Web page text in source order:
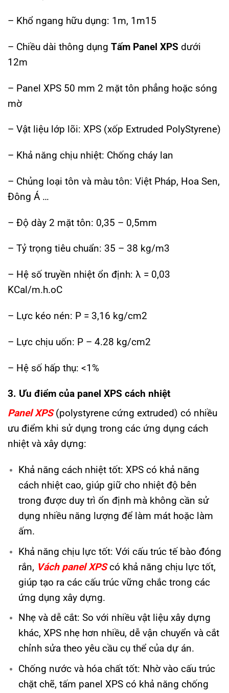
– Khổ ngang hữu dụng: 1m, 1m15
– Chiều dài thông dụng Tấm Panel XPS dưới
12m
– Panel XPS 50 mm 2 mặt tôn phẳng hoặc sóng
mờ
– Vật liệu lớp lõi: XPS (xốp Extruded PolyStyrene)
– Khả năng chịu nhiệt: Chống cháy lan
– Chủng loại tôn và màu tôn: Việt Pháp, Hoa Sen,
Đông Á …
– Độ dày 2 mặt tôn: 0,35 – 0,5mm
– Tỷ trọng tiêu chuẩn: 35 – 38 kg/m3
– Hệ số truyền nhiệt ổn định: λ = 0,03
KCal/m.h.oC
– Lực kéo nén: P = 3,16 kg/cm2
– Lực chịu uốn: P – 4.28 kg/cm2
– Hệ số hấp thụ: <1%
3. Ưu điểm của panel XPS cách nhiệt
Panel XPS(polystyrene cứng extruded) có nhiều
ưu điểm khi sử dụng trong các ứng dụng cách
nhiệt và xây dựng:
Khả năng cách nhiệt tốt: XPS có khả năng
cách nhiệt cao, giúp giữ cho nhiệt độ bên
trong được duy trì ổn định mà không cần sử
dụng nhiều năng lượng để làm mát hoặc làm
ấm.
Khả năng chịu lực tốt: Với cấu trúc tế bào đóng
rắn, Vách panel XPScó khả năng chịu lực tốt,
giúp tạo ra các cấu trúc vững chắc trong các
ứng dụng xây dựng.
Nhẹ và dễ cắt: So với nhiều vật liệu xây dựng
khác, XPS nhẹ hơn nhiều, dễ vận chuyển và cắt
chỉnh sửa theo yêu cầu cụ thể của dự án.
Chống nước và hóa chất tốt: Nhờ vào cấu trúc
chặt chẽ, tấm panel XPS có khả năng chống